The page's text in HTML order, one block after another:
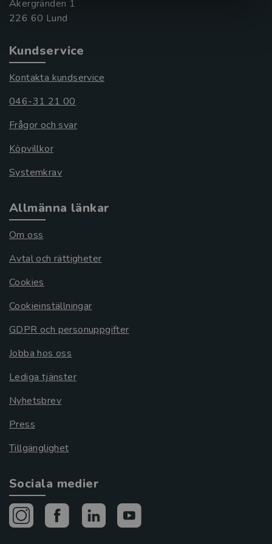
Åkergränden 1
Kundservice
Kontakta kundservice
046-31 21 00
Frågor och svar
Köpvillkor
Systemkrav
Allmänna länkar
Om oss
Avtal och rättigheter
Cookies
Cookieinställningar
GDPR och personuppgifter
Jobba hos oss
Lediga tjänster
Nyhetsbrev
Press
Tillgänglighet
Sociala medier